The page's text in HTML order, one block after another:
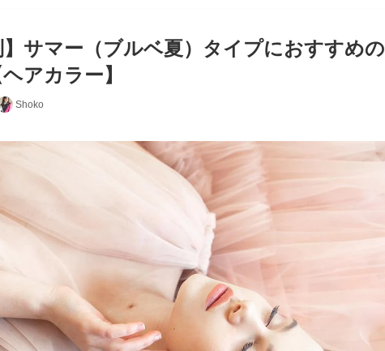
】サマー（ブルベ夏）タイプにおすすめの
アカラー】
Shoko